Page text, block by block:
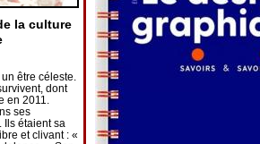
la culture
être céleste.
dont
en 2011.
ses
Ils étaient sa
et clivant : «